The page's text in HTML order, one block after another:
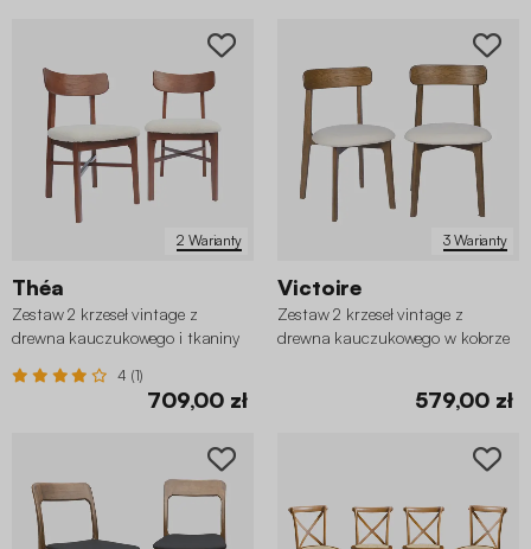
2 Warianty
Théa
Zestaw 2 krzeseł vintage z
drewna kauczukowego i tkaniny
4 (1)
709,00 zł
3 Warianty
Victoire
Zestaw 2 krzeseł vintage z
drewna kauczukowego w kolorze
579,00 zł